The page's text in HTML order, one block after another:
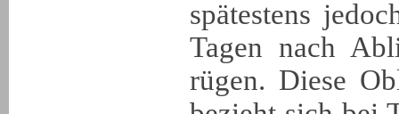
spätestens
Tagen nach
rügen. Diese